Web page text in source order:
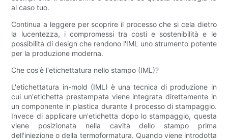
al caso tuo.
Continua a leggere per scoprire il processo che si cela dietro
la lucentezza, i compromessi tra costi e sostenibilità e le
possibilità di design che rendono l'IML uno strumento potente
per la produzione moderna.
Che cos'è l'etichettatura nello stampo (IML)?
L'etichettatura in-mold (IML) è una tecnica di produzione in
cui un'etichetta prestampata viene integrata direttamente in
un componente in plastica durante il processo di stampaggio.
Invece di applicare un'etichetta dopo lo stampaggio, questa
viene posizionata nella cavità dello stampo prima
dell'iniezione o della termoformatura. Quando viene introdotta